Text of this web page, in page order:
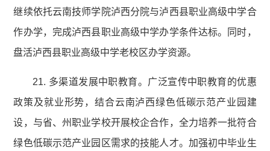
继续依托云南技师学院泸西分院与泸西县职业高级中学合
作办学，完成泸西县职业高级中学办学条件达标。同时，
盘活泸西县职业高级中学老校区办学资源。
21. 多渠道发展中职教育。广泛宣传中职教育的优惠
政策及就业形势，结合云南泸西绿色低碳示范产业园建
设，与省、州职业学校开展校企合作，全力培养一批符合
绿色低碳示范产业园区需求的技能人才。加强初中毕业生